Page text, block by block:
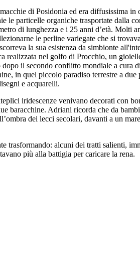
di Posidonia ed era diffusissima in
le particelle organiche trasportate dalla
di lunghezza e i 25 anni d’età. Molti
le perline variegate che si
la sua esistenza da simbionte
realizzata nel golfo di Procchio, un
il secondo conflitto mondiale a cura di
in quel piccolo paradiso terrestre a due
e acquarelli.
iridescenze venivano decorati con
baracchine. Adriani ricorda che da
dei lecci secolari, davanti a un
trasformando: alcuni dei tratti salienti,
più alla battigia per caricare la rena.